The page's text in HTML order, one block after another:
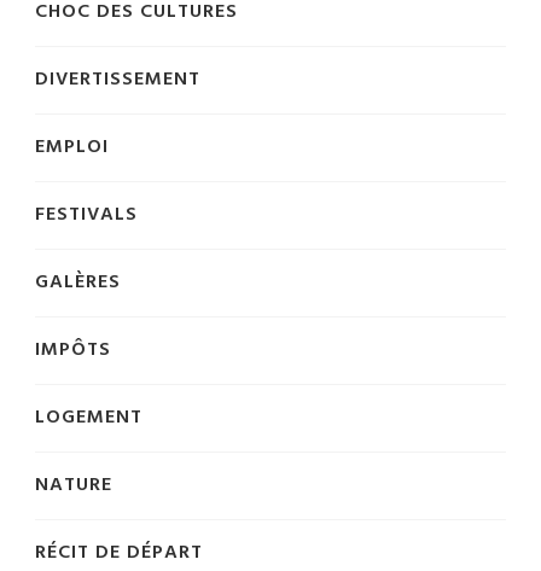
CHOC DES CULTURES
DIVERTISSEMENT
EMPLOI
FESTIVALS
GALÈRES
IMPÔTS
LOGEMENT
NATURE
RÉCIT DE DÉPART